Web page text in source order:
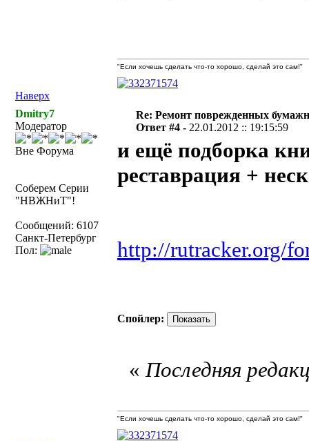
Наверх
"Если хочешь сделать что-то хорошо, сделай это сам!"
Dmitry7
Модератор
Вне Форума
Соберем Серии
"НВЖНиТ"!
Сообщений: 6107
Санкт-Петербург
Пол:
Re: Ремонт поврежденных
Ответ #4 - 22.01.2012 :: 19:15:59
и ещё подборка
реставрация +
http://rutracker.org/
Спойлер:
«Последняя
"Если хочешь сделать что-то хорошо, сделай это сам!"